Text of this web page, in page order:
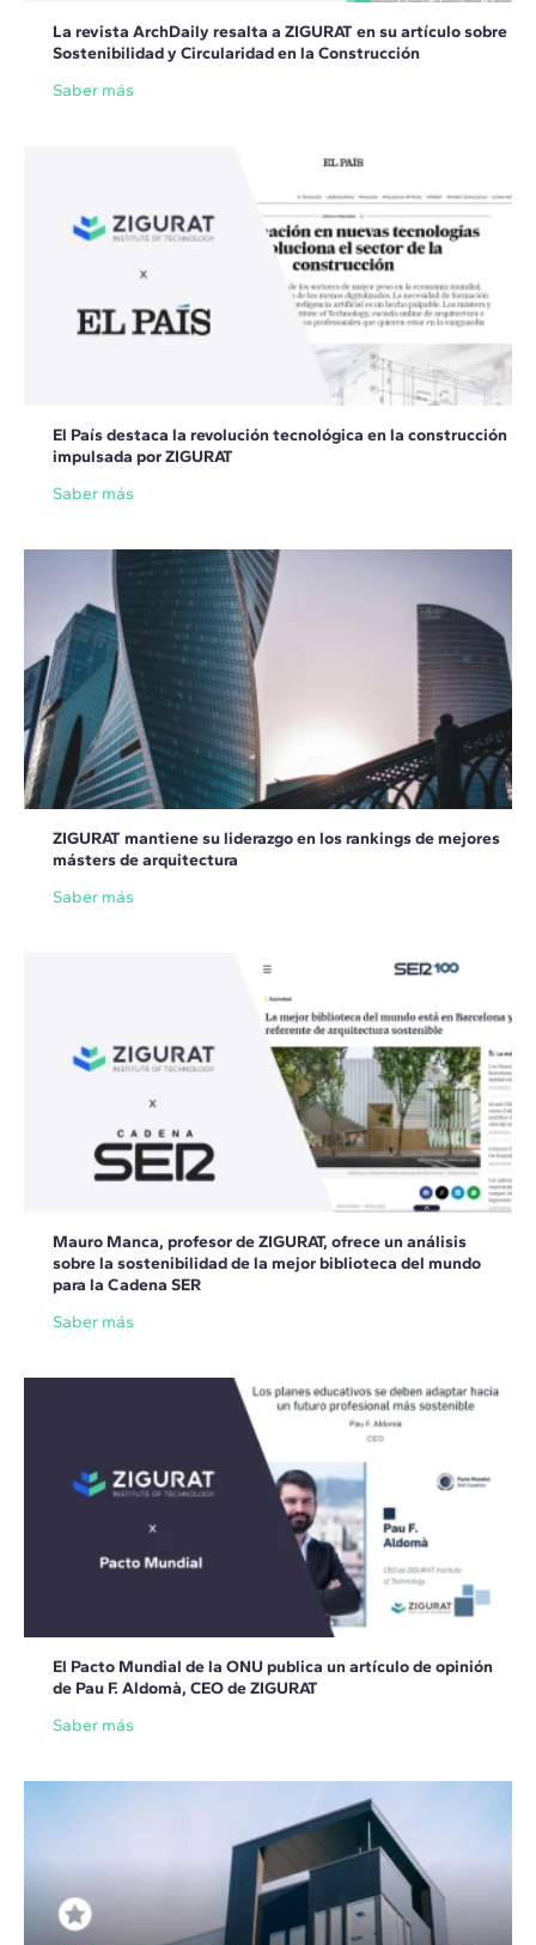
La revista ArchDaily resalta a ZIGURAT en su artículo sobre
Sostenibilidad y Circularidad en la Construcción
Saber más
El País destaca la revolución tecnológica en la construcción
impulsada por ZIGURAT
Saber más
ZIGURAT mantiene su liderazgo en los rankings de mejores
másters de arquitectura
Saber más
Mauro Manca, profesor de ZIGURAT, ofrece un análisis
sobre la sostenibilidad de la mejor biblioteca del mundo
para la Cadena SER
Saber más
El Pacto Mundial de la ONU publica un artículo de opinión
de Pau F. Aldomà, CEO de ZIGURAT
Saber más